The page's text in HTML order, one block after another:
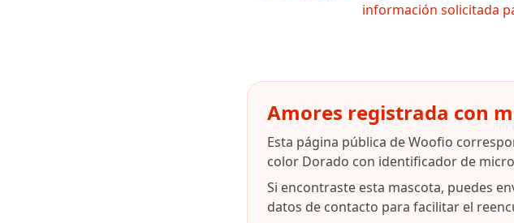
información solicitada
Amores registrada con
Esta página pública de Woofio
color Dorado con identificador de
Si encontraste esta mascota, puedes
datos de contacto para facilitar el